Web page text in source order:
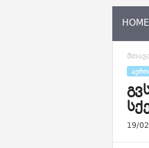
w
s
e
HOME
19/